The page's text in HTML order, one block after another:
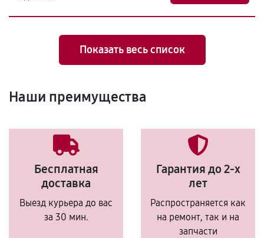
Показать весь список
Наши преимущества
Бесплатная
доставка
Выезд курьера до вас
за 30 мин.
Гарантия до 2-х
лет
Распространяется как
на ремонт, так и на
запчасти